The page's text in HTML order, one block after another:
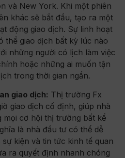
và New York. Khi một phiên
khác sẽ bắt đầu, tạo ra một
động giao dịch. Sự linh hoạt
thể giao dịch bất kỳ lúc nào
những người có lịch làm việc
hoặc những ai muốn tận
trong thời gian ngắn.
giao dịch: Thị trường Fx
giao dịch cố định, giúp nhà
mọi cơ hội thị trường bất kể
là nhà đầu tư có thể dễ
sự kiện và tin tức kinh tế quan
ra quyết định nhanh chóng